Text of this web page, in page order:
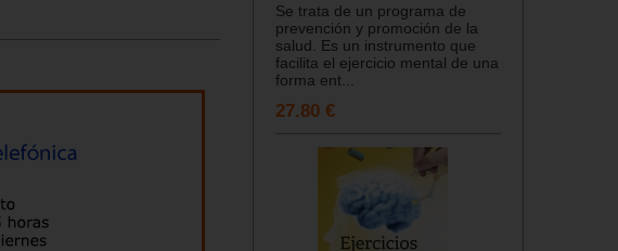
Se trata de un programa de
prevención y promoción de la
salud. Es un instrumento que
facilita el ejercicio mental de una
forma ent...
27.80 €